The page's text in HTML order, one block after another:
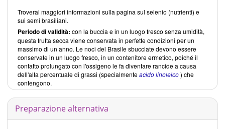
Troverai maggiori informazioni sulla pagina sul selenio (nutrienti) e
sui semi brasiliani.
Periodo di validità: con la buccia e in un luogo fresco senza umidità,
questa frutta secca viene conservata in perfette condizioni per un
massimo di un anno. Le noci del Brasile sbucciate devono essere
conservate in un luogo fresco, in un contenitore ermetico, poiché il
contatto prolungato con l'ossigeno le fa diventare rancide a causa
dell'alta percentuale di grassi (specialmenteacido linoleico) che
contengono.
Preparazione alternativa